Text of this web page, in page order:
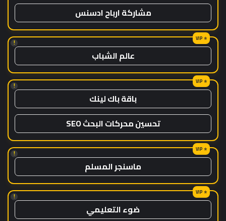
مشاركة ارباح ادسنس
!
عالم الشباب
!
باقة باك لينك
تحسين محركات البحث SEO
!
ماسنجر المسلم
!
ضوء التعليمي